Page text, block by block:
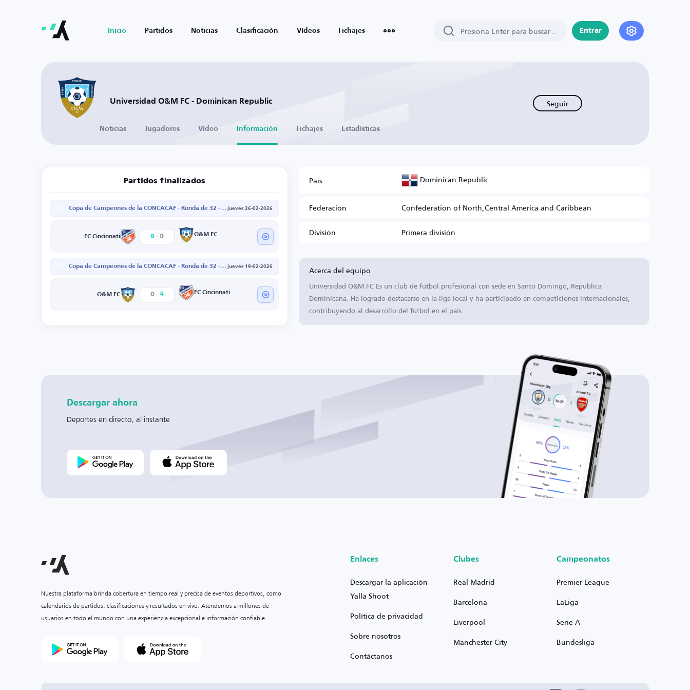
Inicio Partidos Noticias Clasificación Vídeos Fichajes Entrar
Universidad O&M FC - Dominican Republic Seguir
Noticias Jugadores Vídeo Información Fichajes Estadísticas
Partidos finalizados
Copa de Campeones de la CONCACAF - Ronda de 32 - Partido de vuelta jueves 26-02-2026
FC Cincinnati 9 - 0 O&M FC
Copa de Campeones de la CONCACAF - Ronda de 32 - Partido de ida jueves 19-02-2026
O&M FC 0 - 4 FC Cincinnati
País Dominican Republic
Federación
Confederation of North,Central America and Caribbean
División
Primera división
Acerca del equipo
Universidad O&M FC Es un club de fútbol profesional con sede en Santo Domingo, República
Dominicana. Ha logrado destacarse en la liga local y ha participado en competiciones internacionales,
contribuyendo al desarrollo del fútbol en el país.
Descargar ahora
Deportes en directo, al instante
Nuestra plataforma brinda cobertura en tiempo real y precisa de eventos deportivos, como
calendarios de partidos, clasificaciones y resultados en vivo. Atendemos a millones de
usuarios en todo el mundo con una experiencia excepcional e información confiable.
Enlaces
Descargar la aplicación
Yalla Shoot
Política de privacidad
Sobre nosotros
Contáctanos
Clubes
Real Madrid
Barcelona
Liverpool
Manchester City
Campeonatos
Premier League
LaLiga
Serie A
Bundesliga